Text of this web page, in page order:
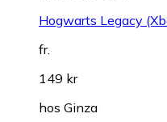
Hogwarts Legacy
fr.
149 kr
hos Ginza